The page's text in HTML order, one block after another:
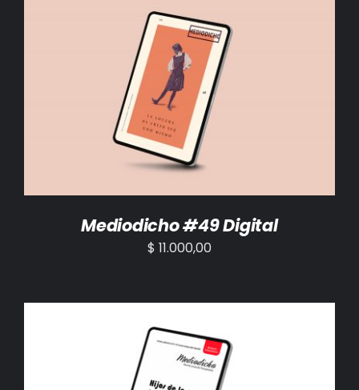
AÑADIR AL CARRITO /
Mediodicho #49 Digital
$ 11.000,00